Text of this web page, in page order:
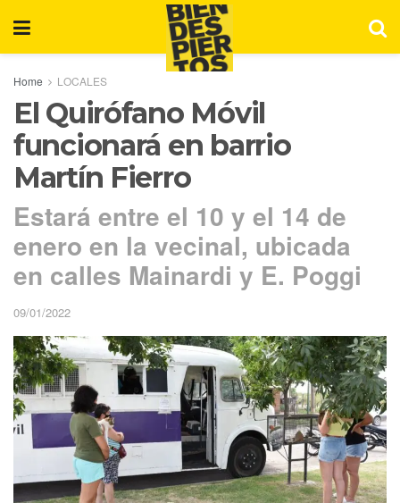
Home LOCALES
El Quirófano Móvil
funcionará en barrio
Martín Fierro
Estará entre el 10 y el 14 de
enero en la vecinal, ubicada
en calles Mainardi y E. Poggi
09/01/2022